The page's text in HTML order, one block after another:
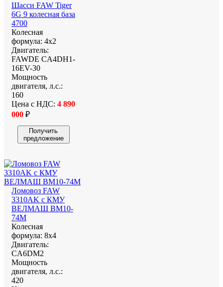
Шасси FAW Tiger
6G 9 колесная база
4700
Колесная
формула: 4х2
Двигатель:
FAWDE CA4DH1-
16EV-30
Мощность
двигателя, л.с.:
160
Цена с НДС: 4 890
000 ₽
Получить
предложение
Ломовоз FAW
3310AK с КМУ
ВЕЛМАШ ВМ10-
74М
Колесная
формула: 8х4
Двигатель:
CA6DM2
Мощность
двигателя, л.с.:
420